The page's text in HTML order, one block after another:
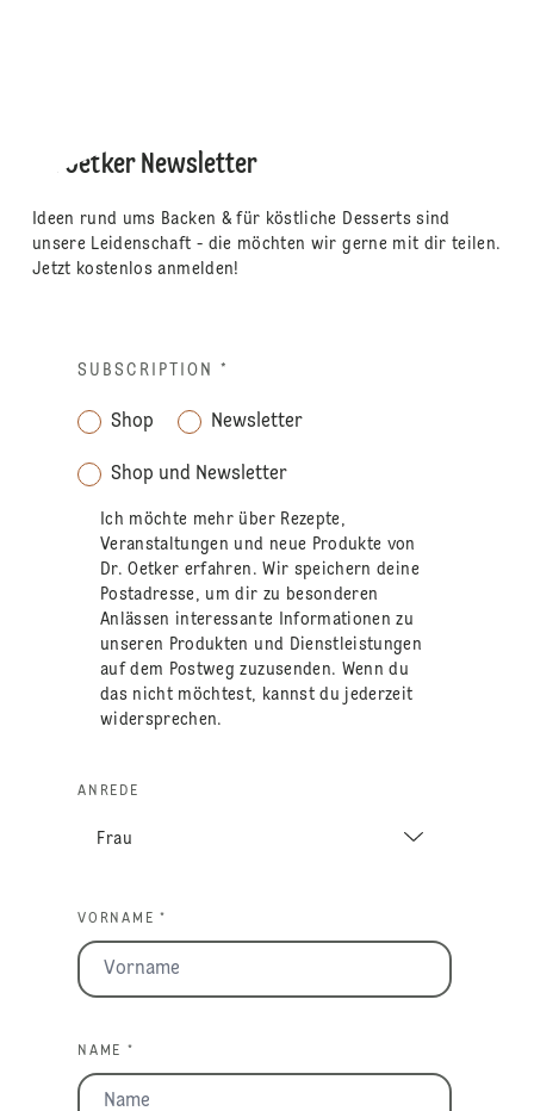
Dr. Oetker Newsletter
Ideen rund ums Backen & für köstliche Desserts sind
unsere Leidenschaft - die möchten wir gerne mit dir teilen.
Jetzt kostenlos anmelden!
SUBSCRIPTION *
Shop Newsletter
Shop und Newsletter
Ich möchte mehr über Rezepte,
Veranstaltungen und neue Produkte von
Dr. Oetker erfahren. Wir speichern deine
Postadresse, um dir zu besonderen
Anlässen interessante Informationen zu
unseren Produkten und Dienstleistungen
auf dem Postweg zuzusenden. Wenn du
das nicht möchtest, kannst du jederzeit
widersprechen.
ANREDE
VORNAME *
NAME *